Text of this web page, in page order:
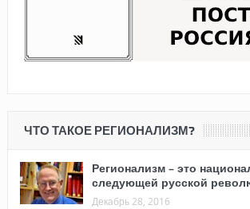
ЧТО ТАКОЕ РЕГИОНАЛИЗМ?
Регионализм – это
следующей русской
Декабрь 28, 2016